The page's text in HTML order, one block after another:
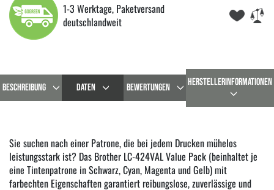
1-3 Werktage, Paketversand
deutschlandweit
BESCHREIBUNG DATEN BEWERTUNGEN HERSTELLERINFORMATIONEN
Sie suchen nach einer Patrone, die bei jedem Drucken mühelos
leistungsstark ist? Das Brother LC-424VAL Value Pack (beinhaltet je
eine Tintenpatrone in Schwarz, Cyan, Magenta und Gelb) mit
farbechten Eigenschaften garantiert reibungslose, zuverlässige und